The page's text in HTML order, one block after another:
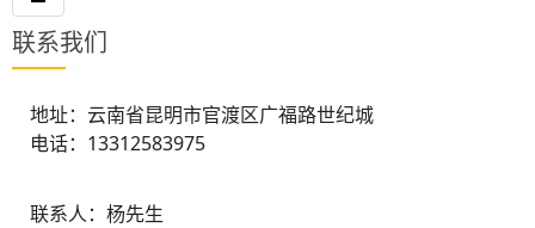
联系我们
联系我们
地址：云南省昆明市官渡区广福路世纪城
电话：13312583975
联系人：杨先生